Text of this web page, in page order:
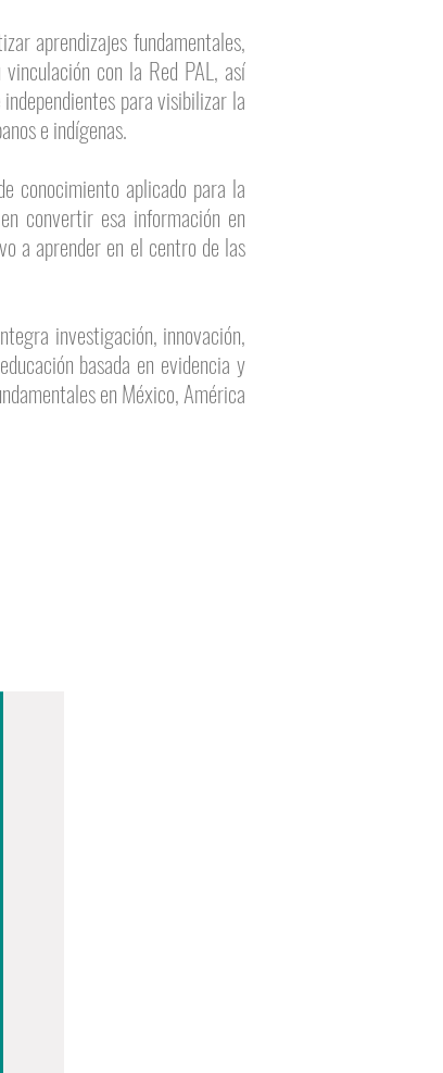
aprendizajes fundamentales,
con la Red PAL, así
para visibilizar la
e indígenas.
conocimiento aplicado para la
convertir esa información en
a aprender en el centro de las
investigación, innovación,
basada en evidencia y
en México, América